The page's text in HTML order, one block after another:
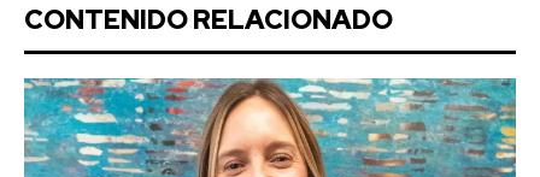
CONTENIDO RELACIONADO